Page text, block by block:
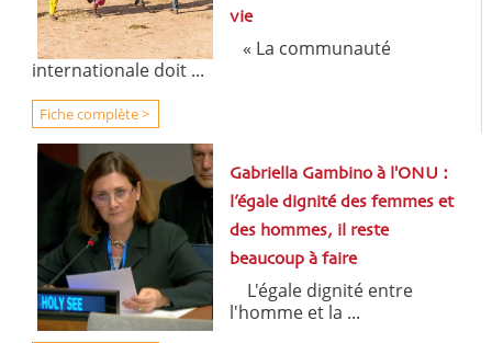
vie
« La communauté
internationale doit ...
Fiche complète >
Gabriella Gambino à l'ONU :
l’égale dignité des femmes et
des hommes, il reste
beaucoup à faire
L'égale dignité entre
l'homme et la ...